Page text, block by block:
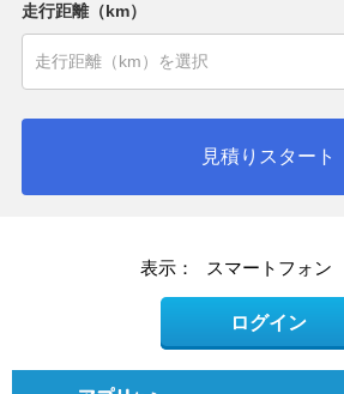
走行距離（km）
見積りスタート
表示： スマートフォン
ログイン